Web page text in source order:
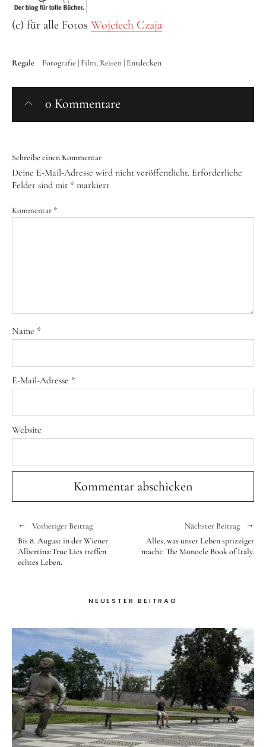
(c) für alle Fotos Wojciech Czaja
Regale Fotografie | Film Reisen | Entdecken
0 Kommentare
Schreibe einen Kommentar
Deine E-Mail-Adresse wird nicht veröffentlicht. Erforderliche
Felder sind mit * markiert
Kommentar *
Name *
E-Mail-Adresse *
Website
Vorheriger Beitrag
Bis 8. August in der Wiener
Albertina:True Lies treffen
echtes Leben.
Nächster Beitrag
Alles, was unser Leben sprizziger
macht: The Monocle Book of Italy.
NEUESTER BEITRAG